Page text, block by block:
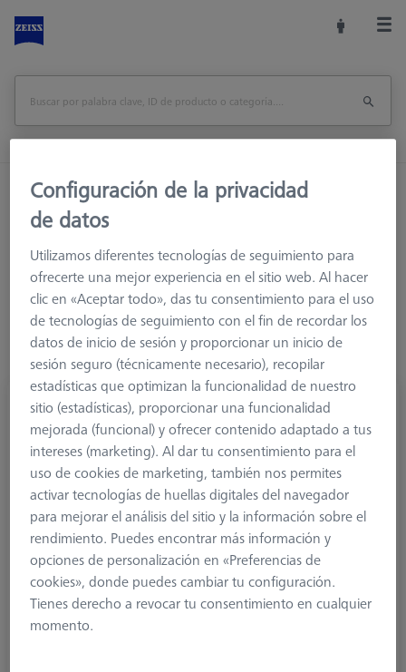
Inicio
Sistemas de palpadores
Elementos de conexión
terminal angle with cone adaptor, titani
626107-6280-010
Configuración de la privacidad
de datos
Utilizamos diferentes tecnologías de seguimiento para
ofrecerte una mejor experiencia en el sitio web. Al hacer
clic en «Aceptar todo», das tu consentimiento para el uso
de tecnologías de seguimiento con el fin de recordar los
datos de inicio de sesión y proporcionar un inicio de
sesión seguro (técnicamente necesario), recopilar
estadísticas que optimizan la funcionalidad de nuestro
sitio (estadísticas), proporcionar una funcionalidad
mejorada (funcional) y ofrecer contenido adaptado a tus
intereses (marketing). Al dar tu consentimiento para el
uso de cookies de marketing, también nos permites
activar tecnologías de huellas digitales del navegador
para mejorar el análisis del sitio y la información sobre el
rendimiento. Puedes encontrar más información y
opciones de personalización en «Preferencias de
cookies», donde puedes cambiar tu configuración.
Tienes derecho a revocar tu consentimiento en cualquier
momento.